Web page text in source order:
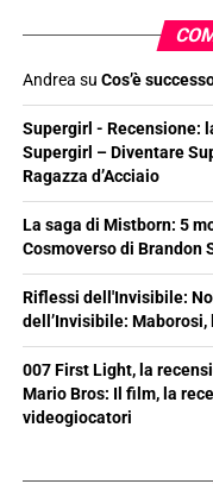
Andrea su Cos’è
Supergirl - Recensione:
Supergirl – Diventare
Ragazza d’Acciaio
La saga di Mistborn: 5
Cosmoverso di Brandon
Riflessi dell'Invisibile:
dell’Invisibile: Maborosi,
007 First Light, la
Mario Bros: Il film, la
videogiocatori